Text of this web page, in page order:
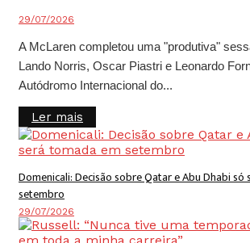
29/07/2026
A McLaren completou uma "produtiva"
Lando Norris, Oscar Piastri e Leonardo
Autódromo Internacional do...
Ler mais
Domenicali: Decisão sobre Qatar e Abu Dhabi
setembro
29/07/2026